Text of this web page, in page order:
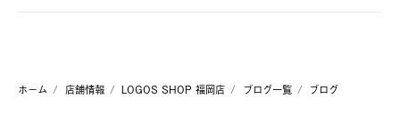
ホーム 店舗情報 LOGOS SHOP 福岡店 ブログ一覧 ブログ